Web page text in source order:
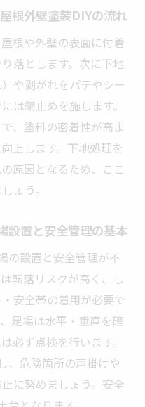
したい仕上がりと満
例から学ぶ注意ポイ
して気づくメリット
としがちな反省点と
する前に知っておき
根外壁塗装DIYの流れ
根や外壁の表面に付着
落とします。次に下地
や剥がれをパテやシー
は錆止めを施します。
、塗料の密着性が高ま
上します。下地処理を
原因となるため、ここ
ょう。
設置と安全管理の基本
の設置と安全管理が不
転落リスクが高く、し
安全帯の着用が必要で
足場は水平・垂直を確
必ず点検を行います。
、危険箇所の声掛けや
に努めましょう。安全